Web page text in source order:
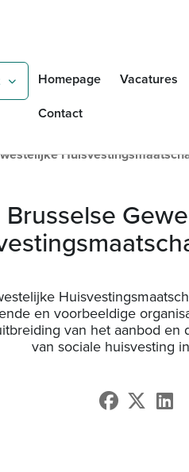
Homepage Vacatures
Contact
Brusselse
en voorbeeldige
van het aanbod
van sociale huisvesting